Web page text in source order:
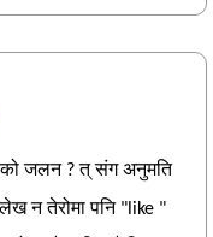
जलन ? त् संग अनुमति
लेख न तेरोमा पनि "like "